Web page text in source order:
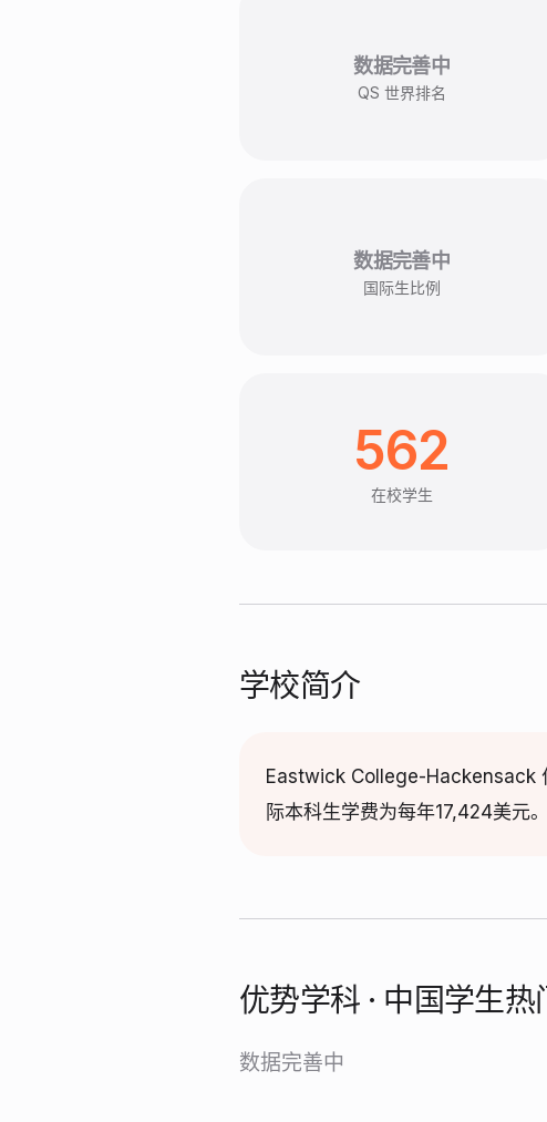
数据完善中
QS 世界排名
数据完善中
国际生比例
562
在校学生
学校简介
Eastwick College-Hackensack
际本科生学费为每年17,424美元
优势学科 · 中国学生热
数据完善中